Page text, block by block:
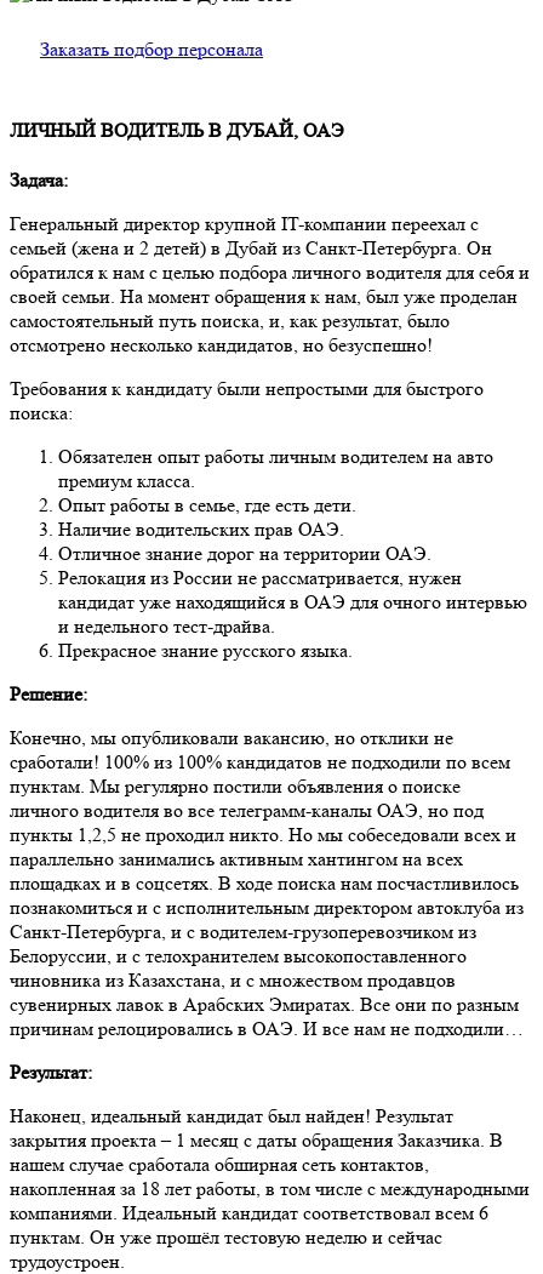
Заказать подбор персонала
ЛИЧНЫЙ ВОДИТЕЛЬ В ДУБАЙ, ОАЭ
Задача:
Генеральный директор крупной IT-компании переехал с
семьей (жена и 2 детей) в Дубай из Санкт-Петербурга. Он
обратился к нам с целью подбора личного водителя для себя и
своей семьи. На момент обращения к нам, был уже проделан
самостоятельный путь поиска, и, как результат, было
отсмотрено несколько кандидатов, но безуспешно!
Требования к кандидату были непростыми для быстрого
поиска:
Обязателен опыт работы личным водителем на авто
премиум класса.
Опыт работы в семье, где есть дети.
Наличие водительских прав ОАЭ.
Отличное знание дорог на территории ОАЭ.
Релокация из России не рассматривается, нужен
кандидат уже находящийся в ОАЭ для очного интервью
и недельного тест-драйва.
Прекрасное знание русского языка.
Решение:
Конечно, мы опубликовали вакансию, но отклики не
сработали! 100% из 100% кандидатов не подходили по всем
пунктам. Мы регулярно постили объявления о поиске
личного водителя во все телеграмм-каналы ОАЭ, но под
пункты 1,2,5 не проходил никто. Но мы собеседовали всех и
параллельно занимались активным хантингом на всех
площадках и в соцсетях. В ходе поиска нам посчастливилось
познакомиться и с исполнительным директором автоклуба из
Санкт-Петербурга, и с водителем-грузоперевозчиком из
Белоруссии, и с телохранителем высокопоставленного
чиновника из Казахстана, и с множеством продавцов
сувенирных лавок в Арабских Эмиратах. Все они по разным
причинам релоцировались в ОАЭ. И все нам не подходили…
Результат:
Наконец, идеальный кандидат был найден! Результат
закрытия проекта – 1 месяц с даты обращения Заказчика. В
нашем случае сработала обширная сеть контактов,
накопленная за 18 лет работы, в том числе с международными
компаниями. Идеальный кандидат соответствовал всем 6
пунктам. Он уже прошёл тестовую неделю и сейчас
трудоустроен.